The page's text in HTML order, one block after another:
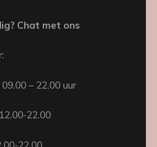
Chat met ons
09.00 – 22.00 uur
12.00-22.00